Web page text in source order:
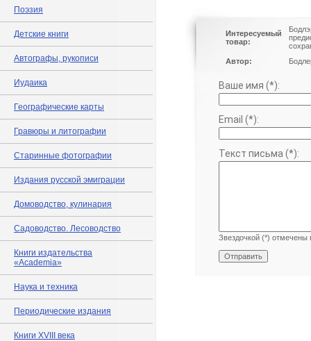
Поэзия
Детские книги
Автографы, рукописи
Иудаика
Географические карты
Гравюры и литографии
Старинные фотографии
Издания русской эмиграции
Домоводство, кулинария
Садоводство. Лесоводство
Книги издательства
«Academia»
Наука и техника
Периодические издания
Книги XVIII века
Интересуемый
товар:
Автор:
Ваше имя (*):
Email (*):
Текст письма (*):
Звездочкой (*) отмечены